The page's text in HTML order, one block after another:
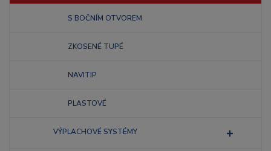
S BOČNÍM OTVOREM
ZKOSENÉ TUPÉ
NAVITIP
PLASTOVÉ
VÝPLACHOVÉ SYSTÉMY